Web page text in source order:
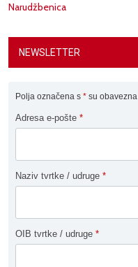
Narudžbenica
NEWSLETTER
Polja označena s * su obavezna
Adresa e-pošte *
Naziv tvrtke / udruge *
OIB tvrtke / udruge *